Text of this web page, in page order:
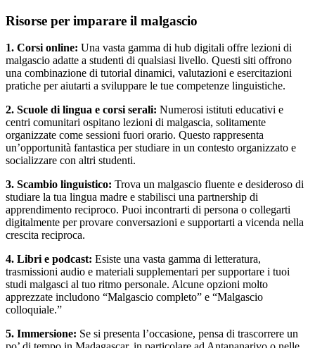
Risorse per imparare il malgascio
1. Corsi online: Una vasta gamma di hub digitali offre lezioni di
malgascio adatte a studenti di qualsiasi livello. Questi siti offrono
una combinazione di tutorial dinamici, valutazioni e esercitazioni
pratiche per aiutarti a sviluppare le tue competenze linguistiche.
2. Scuole di lingua e corsi serali: Numerosi istituti educativi e
centri comunitari ospitano lezioni di malgascia, solitamente
organizzate come sessioni fuori orario. Questo rappresenta
un’opportunità fantastica per studiare in un contesto organizzato e
socializzare con altri studenti.
3. Scambio linguistico: Trova un malgascio fluente e desideroso di
studiare la tua lingua madre e stabilisci una partnership di
apprendimento reciproco. Puoi incontrarti di persona o collegarti
digitalmente per provare conversazioni e supportarti a vicenda nella
crescita reciproca.
4. Libri e podcast: Esiste una vasta gamma di letteratura,
trasmissioni audio e materiali supplementari per supportare i tuoi
studi malgasci al tuo ritmo personale. Alcune opzioni molto
apprezzate includono “Malgascio completo” e “Malgascio
colloquiale.”
5. Immersione: Se si presenta l’occasione, pensa di trascorrere un